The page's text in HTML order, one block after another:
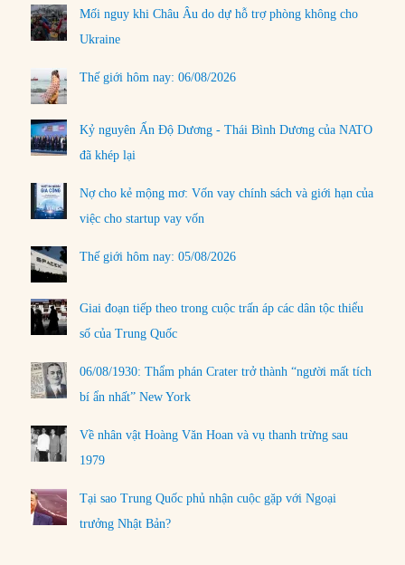
Mối nguy khi Châu Âu do dự hỗ trợ phòng không cho
Ukraine
Thế giới hôm nay: 06/08/2026
Kỷ nguyên Ấn Độ Dương - Thái Bình Dương của NATO
đã khép lại
Nợ cho kẻ mộng mơ: Vốn vay chính sách và giới hạn của
việc cho startup vay vốn
Thế giới hôm nay: 05/08/2026
Giai đoạn tiếp theo trong cuộc trấn áp các dân tộc thiểu
số của Trung Quốc
06/08/1930: Thẩm phán Crater trở thành “người mất tích
bí ẩn nhất” New York
Về nhân vật Hoàng Văn Hoan và vụ thanh trừng sau
1979
Tại sao Trung Quốc phủ nhận cuộc gặp với Ngoại
trưởng Nhật Bản?